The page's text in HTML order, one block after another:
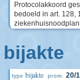
Protocolakkoord
bedoeld in art. 128,
bijakte
type bijakte prom. 20/